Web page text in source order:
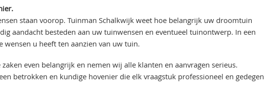
staan voorop. Tuinman Schalkwijk weet hoe belangrijk uw droomtuin
aandacht besteden aan uw tuinwensen en eventueel tuinontwerp. In een
wensen u heeft ten aanzien van uw tuin.
even belangrijk en nemen wij alle klanten en aanvragen serieus.
betrokken en kundige hovenier die elk vraagstuk professioneel en gedegen